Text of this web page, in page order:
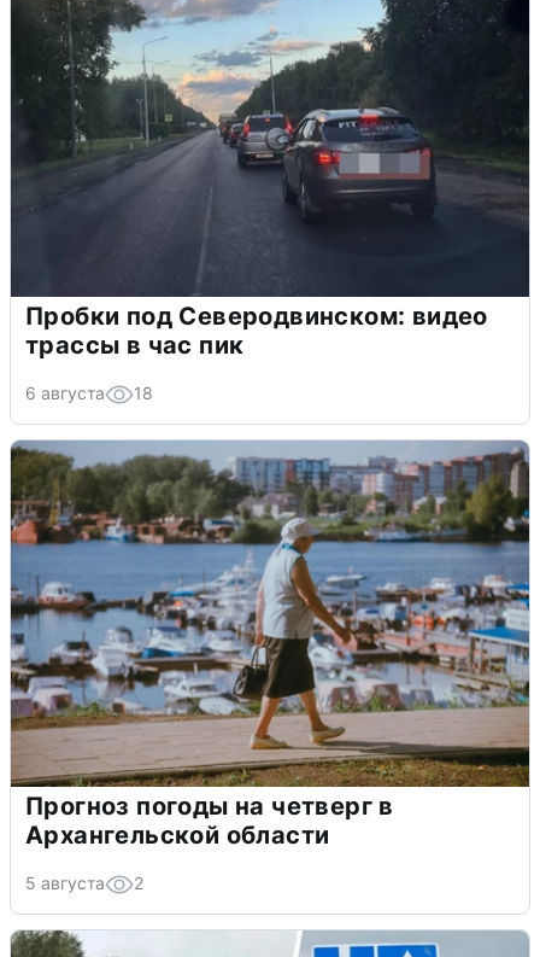
Пробки под Северодвинском: видео
трассы в час пик
6 августа 18
Прогноз погоды на четверг в
Архангельской области
5 августа 2